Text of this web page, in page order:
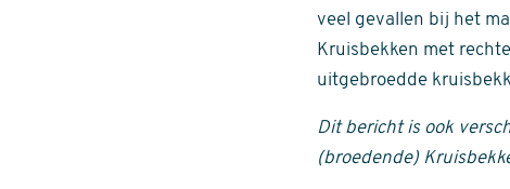
veel gevallen bij het
Kruisbekken met
uitgebroedde
Dit bericht is ook
(broedende)